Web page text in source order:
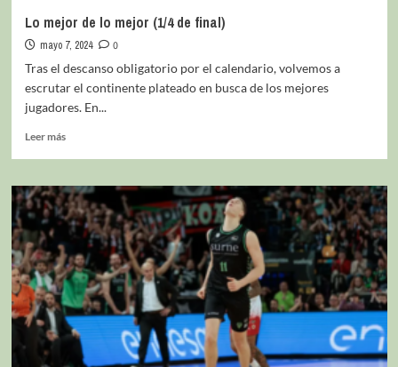
Lo mejor de lo mejor (1/4 de final)
mayo 7, 2024
0
Tras el descanso obligatorio por el calendario, volvemos a
escrutar el continente plateado en busca de los mejores
jugadores. En...
Leer más